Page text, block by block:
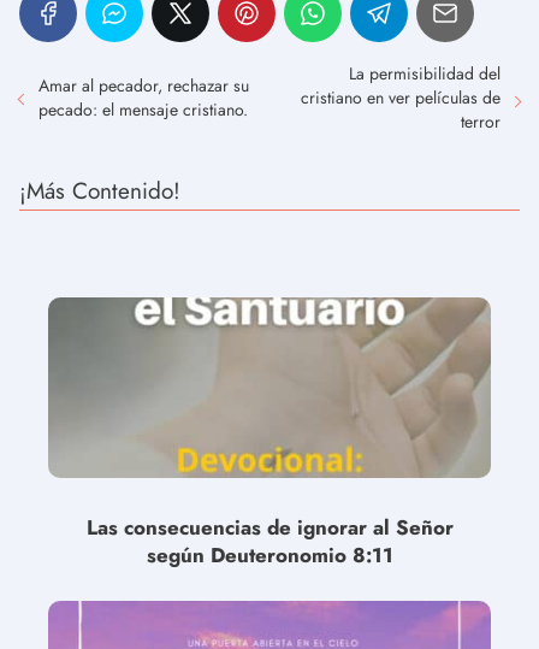
Amar al pecador, rechazar su
pecado: el mensaje cristiano.
La permisibilidad del
cristiano en ver películas de
terror
¡Más Contenido!
Las consecuencias de ignorar al Señor
según Deuteronomio 8:11